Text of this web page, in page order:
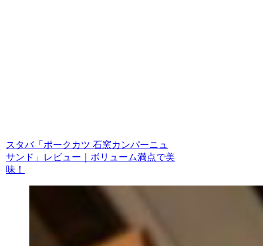
スタバ「ポークカツ 石窯カンパーニュ
サンド」レビュー｜ボリューム満点で美
味！